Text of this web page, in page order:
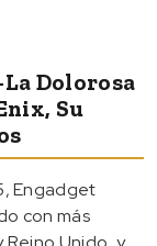
Dolorosa
Su
Engadget
con más